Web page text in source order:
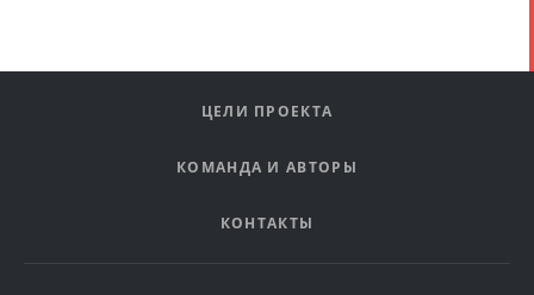
ЦЕЛИ ПРОЕКТА
КОМАНДА И АВТОРЫ
КОНТАКТЫ